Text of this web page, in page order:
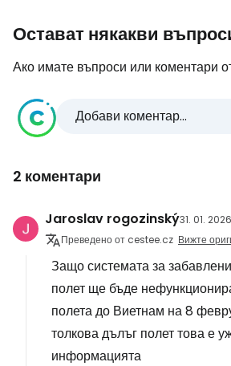
Остават някакви
Ако имате въпроси или коментари
Добави коментар...
2 коментари
Jaroslav rogozinský31. 01. 2026
Преведено от cestee.cz Вижте
Защо системата за
полет ще бъде
полета до Виетнам на 8
толкова дълъг полет това е
информацията